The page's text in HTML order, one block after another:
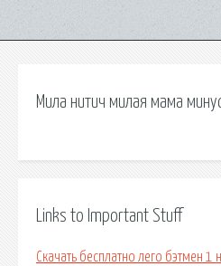
Мила нитич милая мама
Links to Important Stuff
Скачать бесплатно лего бэтмен 1